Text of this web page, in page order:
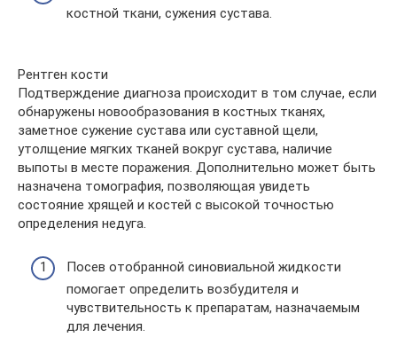
костной ткани, сужения сустава.
Рентген кости
Подтверждение диагноза происходит в том случае, если
обнаружены новообразования в костных тканях,
заметное сужение сустава или суставной щели,
утолщение мягких тканей вокруг сустава, наличие
выпоты в месте поражения. Дополнительно может быть
назначена томография, позволяющая увидеть
состояние хрящей и костей с высокой точностью
определения недуга.
Посев отобранной синовиальной жидкости
помогает определить возбудителя и
чувствительность к препаратам, назначаемым
для лечения.